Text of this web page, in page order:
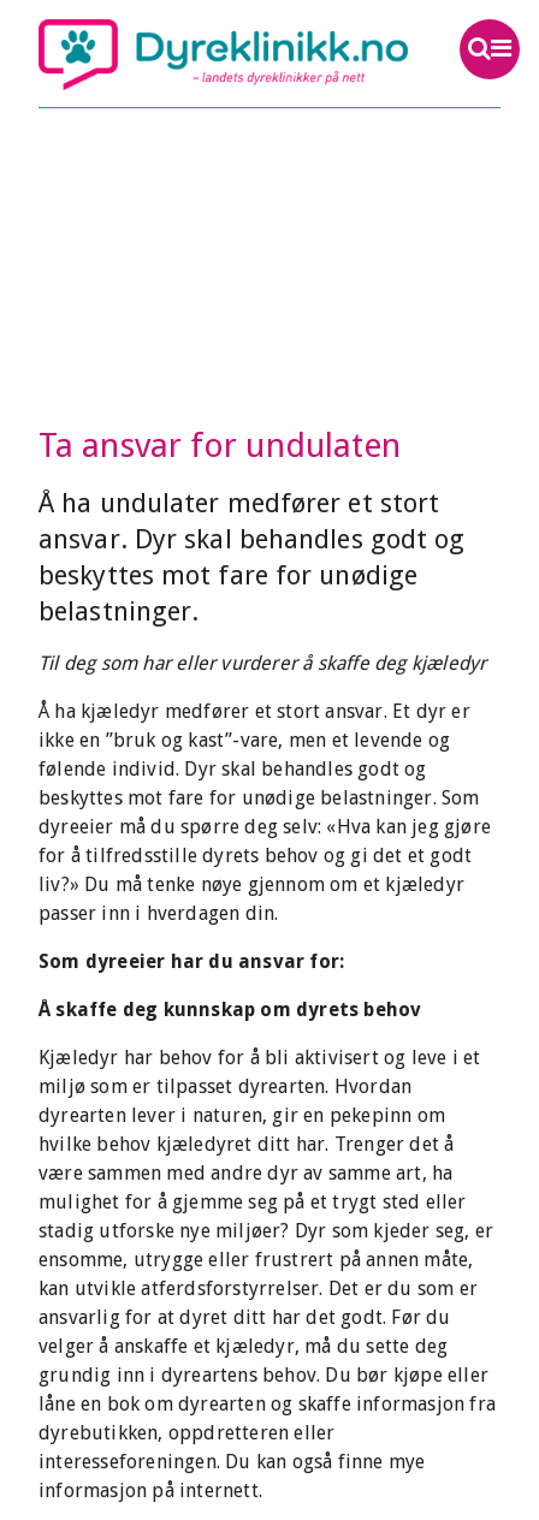
Ta ansvar for undulaten
Å ha undulater medfører et stort
ansvar. Dyr skal behandles godt og
beskyttes mot fare for unødige
belastninger.
Til deg som har eller vurderer å skaffe deg kjæledyr
Å ha kjæledyr medfører et stort ansvar. Et dyr er
ikke en ”bruk og kast”-vare, men et levende og
følende individ. Dyr skal behandles godt og
beskyttes mot fare for unødige belastninger. Som
dyreeier må du spørre deg selv: «Hva kan jeg gjøre
for å tilfredsstille dyrets behov og gi det et godt
liv?» Du må tenke nøye gjennom om et kjæledyr
passer inn i hverdagen din.
Som dyreeier har du ansvar for:
Å skaffe deg kunnskap om dyrets behov
Kjæledyr har behov for å bli aktivisert og leve i et
miljø som er tilpasset dyrearten. Hvordan
dyrearten lever i naturen, gir en pekepinn om
hvilke behov kjæledyret ditt har. Trenger det å
være sammen med andre dyr av samme art, ha
mulighet for å gjemme seg på et trygt sted eller
stadig utforske nye miljøer? Dyr som kjeder seg, er
ensomme, utrygge eller frustrert på annen måte,
kan utvikle atferdsforstyrrelser. Det er du som er
ansvarlig for at dyret ditt har det godt. Før du
velger å anskaffe et kjæledyr, må du sette deg
grundig inn i dyreartens behov. Du bør kjøpe eller
låne en bok om dyrearten og skaffe informasjon fra
dyrebutikken, oppdretteren eller
interesseforeningen. Du kan også finne mye
informasjon på internett.